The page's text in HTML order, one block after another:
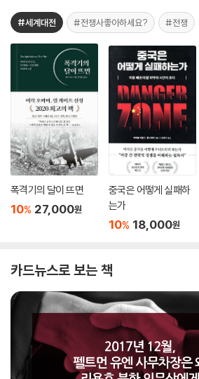
#세계대전 #전쟁사좋아하세요? #전쟁
폭격기의 달이 뜨면
10% 27,000원
중국은 어떻게 실패하
는가
10% 18,000원
카드뉴스로 보는 책